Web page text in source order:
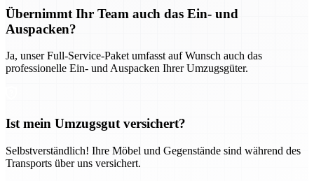
Übernimmt Ihr Team auch das Ein- und
Auspacken?
Ja, unser Full-Service-Paket umfasst auf Wunsch auch das
professionelle Ein- und Auspacken Ihrer Umzugsgüter.
Ist mein Umzugsgut versichert?
Selbstverständlich! Ihre Möbel und Gegenstände sind während des
Transports über uns versichert.